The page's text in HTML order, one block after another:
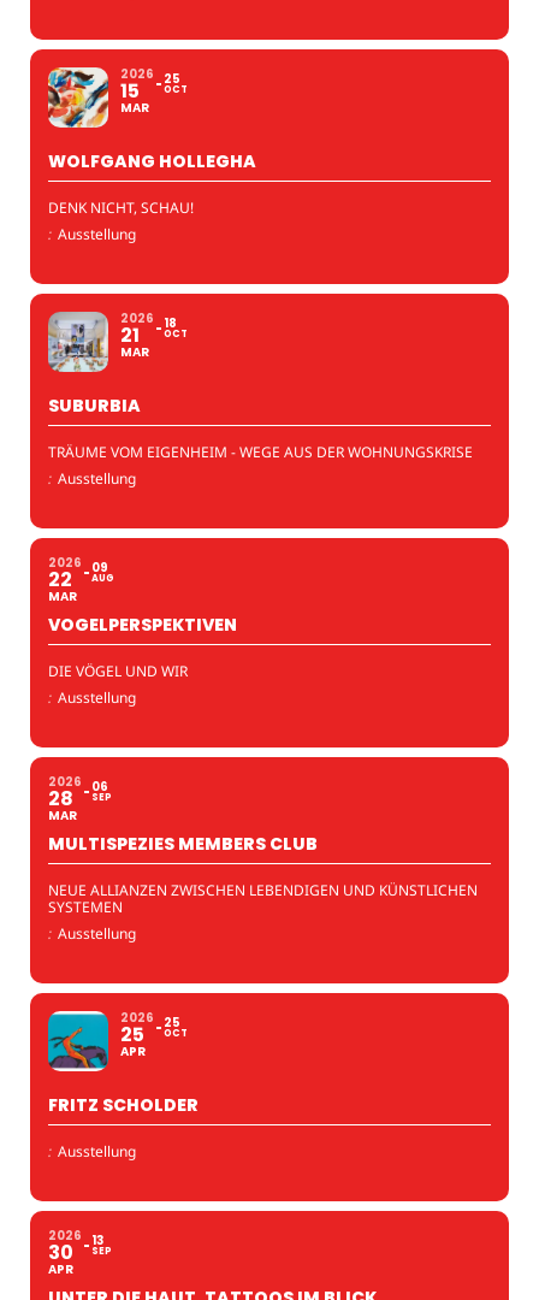
2026
15
MAR
25
OCT
WOLFGANG HOLLEGHA
DENK NICHT, SCHAU!
: Ausstellung
2026
21
MAR
18
OCT
SUBURBIA
TRÄUME VOM EIGENHEIM - WEGE AUS DER WOHNUNGSKRISE
: Ausstellung
2026
22
MAR
09
AUG
VOGELPERSPEKTIVEN
DIE VÖGEL UND WIR
: Ausstellung
2026
28
MAR
06
SEP
MULTISPEZIES MEMBERS CLUB
NEUE ALLIANZEN ZWISCHEN LEBENDIGEN UND KÜNSTLICHEN
SYSTEMEN
: Ausstellung
2026
25
APR
25
OCT
FRITZ SCHOLDER
: Ausstellung
2026
30
APR
13
SEP